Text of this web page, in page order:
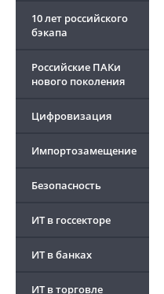
10 лет российского
бэкапа
Российские ПАКи
нового поколения
Цифровизация
Импортозамещение
Безопасность
ИТ в госсекторе
ИТ в банках
ИТ в торговле